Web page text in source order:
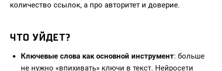
количество ссылок, а про авторитет и доверие.
ЧТО УЙДЕТ?
Ключевые слова как основной инструмент: больше
не нужно «впихивать» ключи в текст. Нейросети